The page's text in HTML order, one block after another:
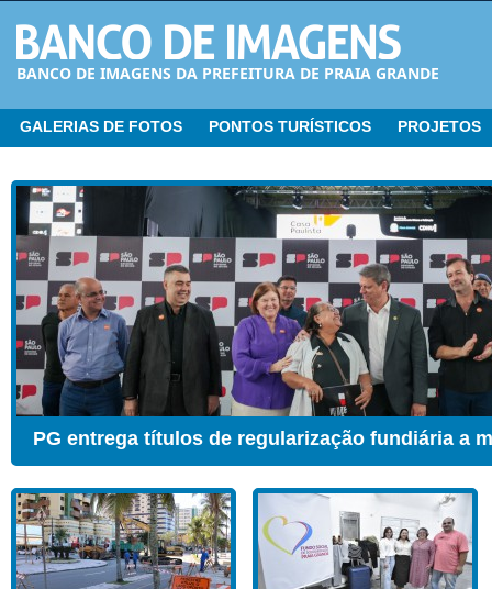
BANCO DE IMAGENS DA PREFEITURA DE PRAIA GRANDE
GALERIAS DE FOTOS PONTOS TURÍSTICOS PROJETOS
CER ganha Sala de Estimulação Sensorial